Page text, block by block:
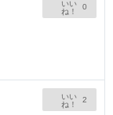
0
2